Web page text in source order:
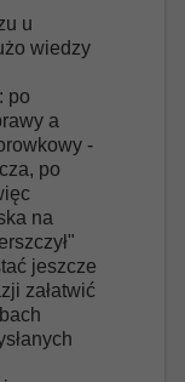
u
wiedzy
po
a
-
po
na
jeszcze
załatwić